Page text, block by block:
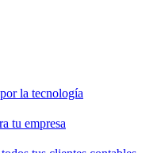
la tecnología
tu empresa